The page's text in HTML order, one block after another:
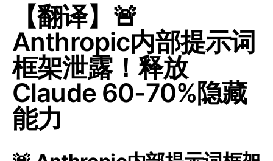
【翻译】🚨
Anthropic内部提示词
框架泄露！释放
Claude 60-70%隐藏
能力